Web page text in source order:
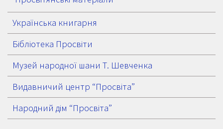
Українська книгарня
Бібліотека Просвіти
Музей народної шани Т. Шевченка
Видавничий центр “Просвіта”
Народний дім “Просвіта”